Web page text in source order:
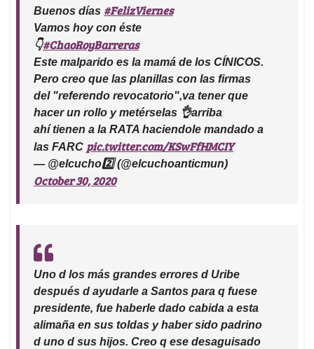
Buenos días #FelizViernes
Vamos hoy con éste
👇#ChaoRoyBarreras
Este malparido es la mamá de los CÍNICOS.
Pero creo que las planillas con las firmas
del "referendo revocatorio",va tener que
hacer un rollo y metérselas 👌arriba
ahí tienen a la RATA haciendole mandado a
las FARC pic.twitter.com/KSwFfHMCIY
— @elcucho2️⃣ (@elcuchoanticmun)
October 30, 2020
Uno d los más grandes errores d Uribe
después d ayudarle a Santos para q fuese
presidente, fue haberle dado cabida a esta
alimaña en sus toldas y haber sido padrino
d uno d sus hijos. Creo q ese desaguisado